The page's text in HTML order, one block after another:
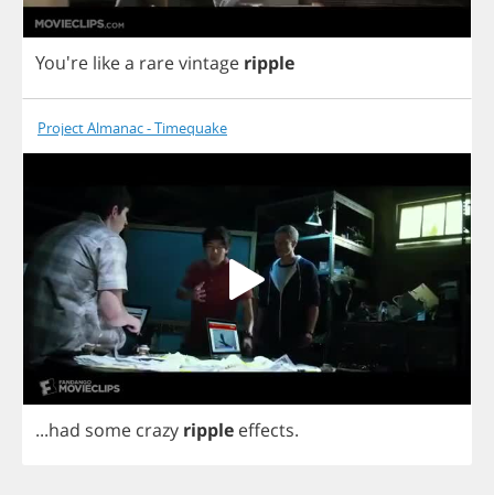
You're likea rarevintage ripple
Project Almanac - Timequake
...had some crazy ripple effects.